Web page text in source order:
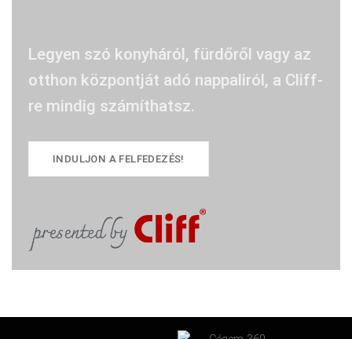
Legyen szó konyháról, fürdőről vagy az
otthon központját adó nappaliról, a Cliff-
re mindig számíthatsz.
INDULJON A FELFEDEZÉS!